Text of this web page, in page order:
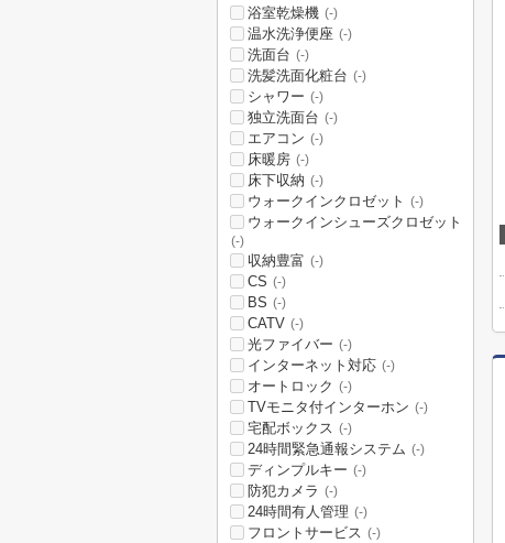
浴室乾燥機 (-)
温水洗浄便座 (-)
洗面台 (-)
洗髪洗面化粧台 (-)
シャワー (-)
独立洗面台 (-)
エアコン (-)
床暖房 (-)
床下収納 (-)
ウォークインクロゼット (-)
ウォークインシューズクロゼット
(-)
収納豊富 (-)
CS (-)
BS (-)
CATV (-)
光ファイバー (-)
インターネット対応 (-)
オートロック (-)
TVモニタ付インターホン (-)
宅配ボックス (-)
24時間緊急通報システム (-)
ディンプルキー (-)
防犯カメラ (-)
24時間有人管理 (-)
フロントサービス (-)